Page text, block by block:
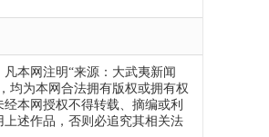
本网注明“来源：大武夷新闻
均为本网合法拥有版权或拥有权
本网授权不得转载、摘编或利
上述作品，否则必追究其相关法